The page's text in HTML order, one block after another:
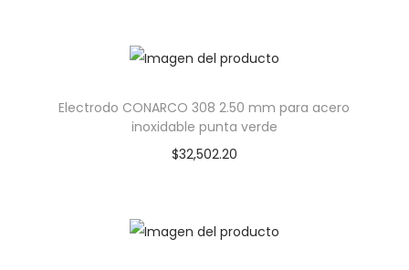
Electrodo CONARCO 308 2.50 mm para acero
inoxidable punta verde
$32,502.20